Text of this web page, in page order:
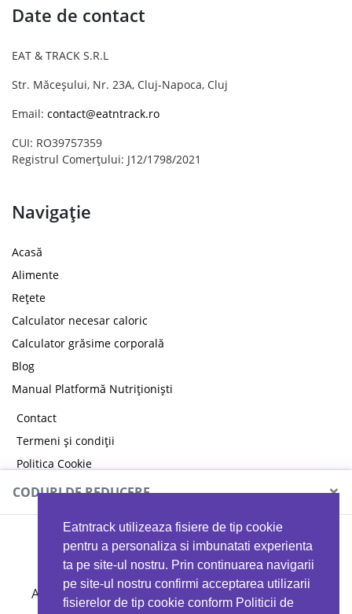
Eatntrack utilizeaza fisiere de tip cookie
pentru a personaliza si imbunatati experienta
ta pe site-ul nostru. Prin continuarea navigarii
pe site-ul nostru confirmi acceptarea utilizarii
fisierelor de tip cookie conform Politicii de
Date de contact
EAT & TRACK S.R.L
Str. Măceșului, Nr. 23A, Cluj-Napoca, Cluj
Email: contact@eatntrack.ro
CUI: RO39757359
Registrul Comerțului: J12/1798/2021
Navigație
Acasă
Alimente
Rețete
Calculator necesar caloric
Calculator grăsime corporală
Blog
Manual Platformă Nutriționiști
Contact
Termeni și condiții
Politica Cookie
Politica de confidențialitate
CODURI DE REDUCERE ×
MYPROTEIN
Ai 40%reducere la orice comandă folosind codul